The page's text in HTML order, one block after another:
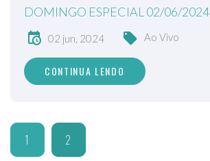
DOMINGO ESPECIAL 02/06/2024
02 jun, 2024 Ao Vivo
CONTINUA LENDO
1 2